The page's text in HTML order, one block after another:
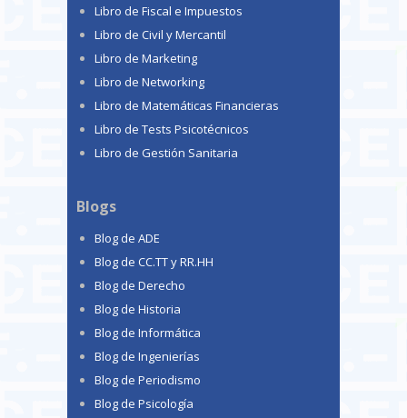
Libro de Fiscal e Impuestos
Libro de Civil y Mercantil
Libro de Marketing
Libro de Networking
Libro de Matemáticas Financieras
Libro de Tests Psicotécnicos
Libro de Gestión Sanitaria
Blogs
Blog de ADE
Blog de CC.TT y RR.HH
Blog de Derecho
Blog de Historia
Blog de Informática
Blog de Ingenierías
Blog de Periodismo
Blog de Psicología